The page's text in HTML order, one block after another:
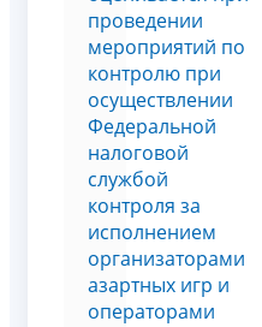
проведении
мероприятий по
контролю при
осуществлении
Федеральной
налоговой
службой
контроля за
исполнением
организаторами
азартных игр и
операторами